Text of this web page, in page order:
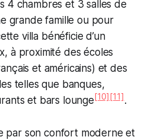
4 chambres et 3 salles de
grande famille ou pour
villa bénéficie d’un
à proximité des écoles
et américains) et des
telles que banques,
et bars lounge[10] [11].
par son confort moderne et